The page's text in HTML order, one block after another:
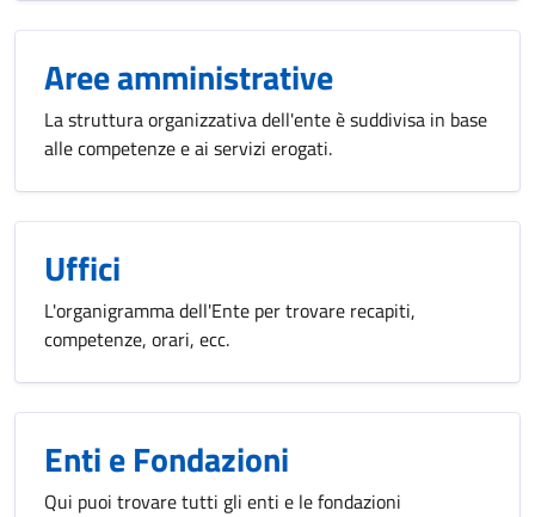
Aree amministrative
La struttura organizzativa dell'ente è suddivisa in base
alle competenze e ai servizi erogati.
Uffici
L'organigramma dell'Ente per trovare recapiti,
competenze, orari, ecc.
Enti e Fondazioni
Qui puoi trovare tutti gli enti e le fondazioni